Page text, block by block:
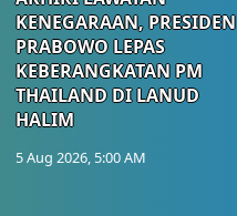
KENEGARAAN, PRESIDEN
PRABOWO LEPAS
KEBERANGKATAN PM
THAILAND DI LANUD
HALIM
5 Aug 2026, 5:00 AM